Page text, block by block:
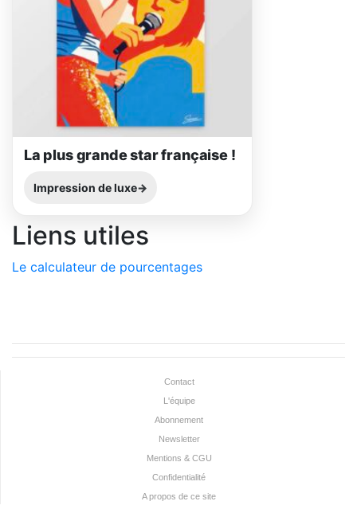
La plus grande star française !
Impression de luxe
Liens utiles
Le calculateur de pourcentages
Contact
L'équipe
Abonnement
Newsletter
Mentions & CGU
Confidentialité
A propos de ce site